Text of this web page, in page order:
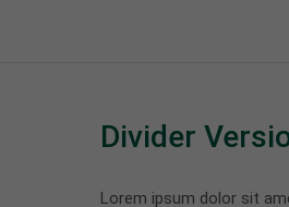
Divider
Lorem ipsum dolor sit